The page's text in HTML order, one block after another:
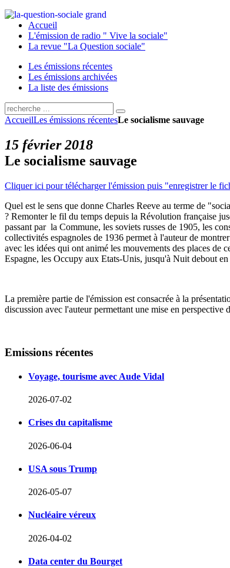
Accueil
L'émission de radio " Vive la sociale"
La revue "La Question sociale"
Les émissions récentes
Les émissions archivées
La liste des émissions
AccueilLes émissions récentesLe socialisme sauvage
15 février 2018
Le socialisme sauvage
Cliquer ici pour télécharger l'émission puis "enregistrer le
Quel est le sens que donne Charles Reeve au terme de
? Remonter le fil du temps depuis la Révolution française
passant par la Commune, les soviets russes de 1905, les
collectivités espagnoles de 1936 permet à l'auteur de
avec les idées qui ont animé les mouvements des places de
Espagne, les Occupy aux Etats-Unis, jusqu'à Nuit debout en
La première partie de l'émission est consacrée à la
discussion avec l'auteur permettant une mise en perspective
Emissions récentes
Voyage, tourisme avec Aude Vidal
2026-07-02
Crises du capitalisme
2026-06-04
USA sous Trump
2026-05-07
Nucléaire véreux
2026-04-02
Data center du Bourget